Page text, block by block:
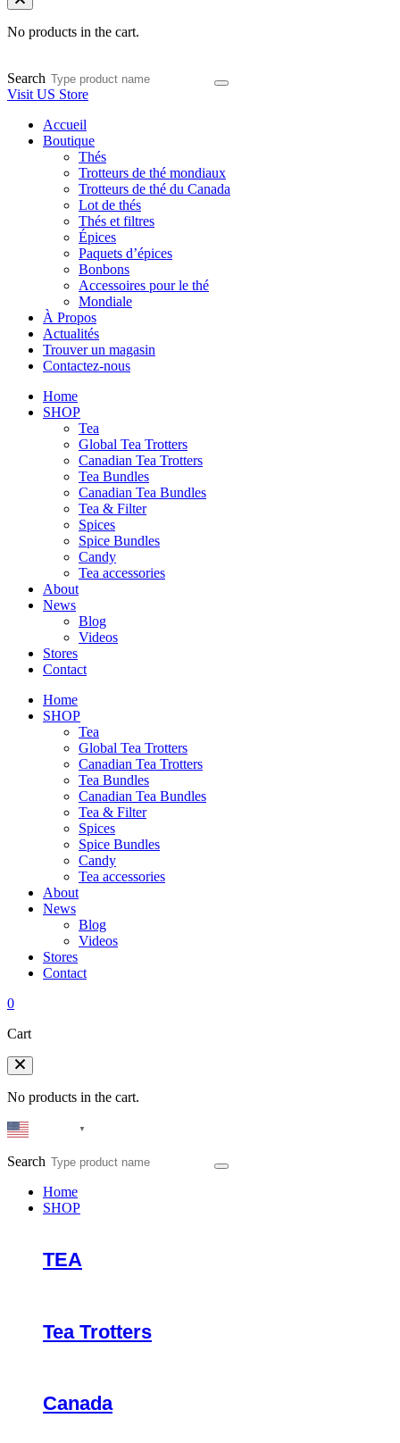
No products in the cart.
Search
Visit US Store
Accueil
Boutique
Thés
Trotteurs de thé mondiaux
Trotteurs de thé du Canada
Lot de thés
Thés et filtres
Épices
Paquets d’épices
Bonbons
Accessoires pour le thé
Mondiale
À Propos
Actualités
Trouver un magasin
Contactez-nous
Home
SHOP
Tea
Global Tea Trotters
Canadian Tea Trotters
Tea Bundles
Canadian Tea Bundles
Tea & Filter
Spices
Spice Bundles
Candy
Tea accessories
About
News
Blog
Videos
Stores
Contact
Home
SHOP
Tea
Global Tea Trotters
Canadian Tea Trotters
Tea Bundles
Canadian Tea Bundles
Tea & Filter
Spices
Spice Bundles
Candy
Tea accessories
About
News
Blog
Videos
Stores
Contact
0
Cart
No products in the cart.
▼
Search
Home
SHOP
TEA
Tea Trotters
Canada